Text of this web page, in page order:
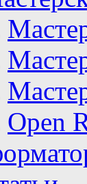
Open